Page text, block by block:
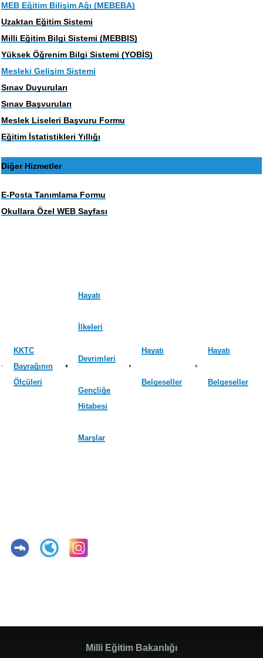
MEB Eğitim Bilişim Ağı (MEBEBA)
Uzaktan Eğitim Sistemi
Milli Eğitim Bilgi Sistemi (MEBBIS)
Yüksek Öğrenim Bilgi Sistemi (YOBİS)
Mesleki Gelişim Sistemi
Sınav Duyuruları
Sınav Başvuruları
Meslek Liseleri Başvuru Formu
Eğitim İstatistikleri Yıllığı
Diğer Hizmetler
E-Posta Tanımlama Formu
Okullara Özel WEB Sayfası
KKTC
Bayrağının
Ölçüleri
Hayatı
İlkeleri
Devrimleri
Gençliğe
Hitabesi
Marşlar
Hayatı
Belgeseller
Hayatı
Belgeseller
Milli Eğitim Bakanlığı